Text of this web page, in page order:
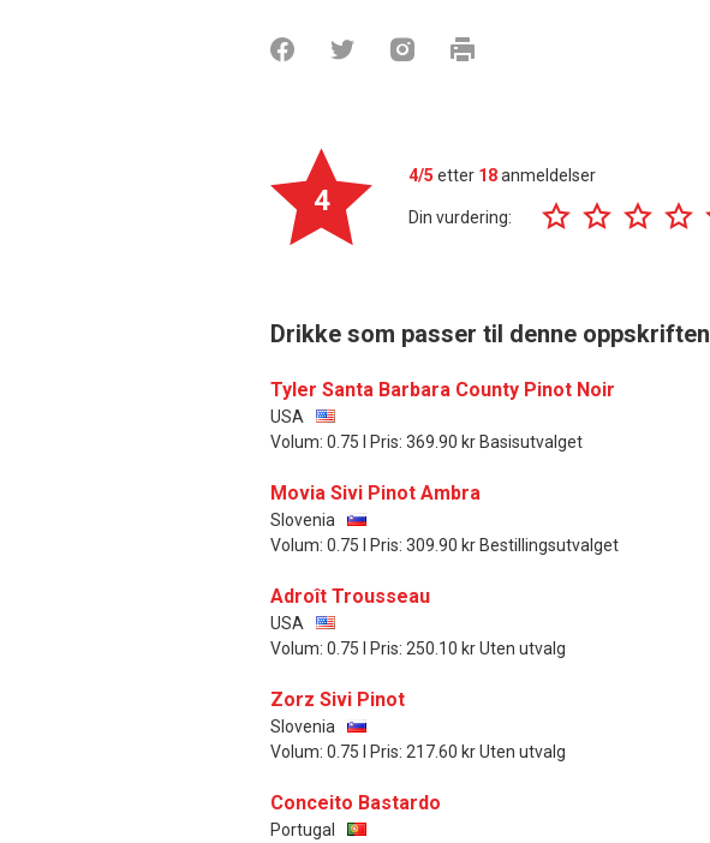
4
4/5 etter 18anmeldelser
Din vurdering:
Drikke som passer til denne oppskriften
Tyler Santa Barbara County Pinot Noir
USA
Volum: 0.75 l Pris: 369.90 kr Basisutvalget
Movia Sivi Pinot Ambra
Slovenia
Volum: 0.75 l Pris: 309.90 kr Bestillingsutvalget
Adroît Trousseau
USA
Volum: 0.75 l Pris: 250.10 kr Uten utvalg
Zorz Sivi Pinot
Slovenia
Volum: 0.75 l Pris: 217.60 kr Uten utvalg
Conceito Bastardo
Portugal